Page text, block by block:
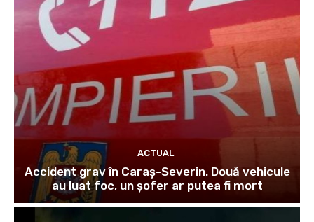
ACTUAL
Accident grav în Caraș-Severin. Două vehicule
au luat foc, un șofer ar putea fi mort